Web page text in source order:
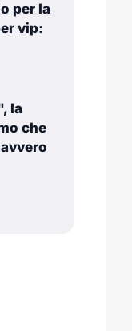
per la
vip:
la
che